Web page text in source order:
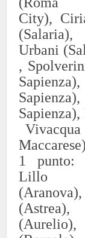
City), Cir
Urbani
, Spol
Sapienza),
Vivacqua
Maccarese)
1 punto:
Lillo